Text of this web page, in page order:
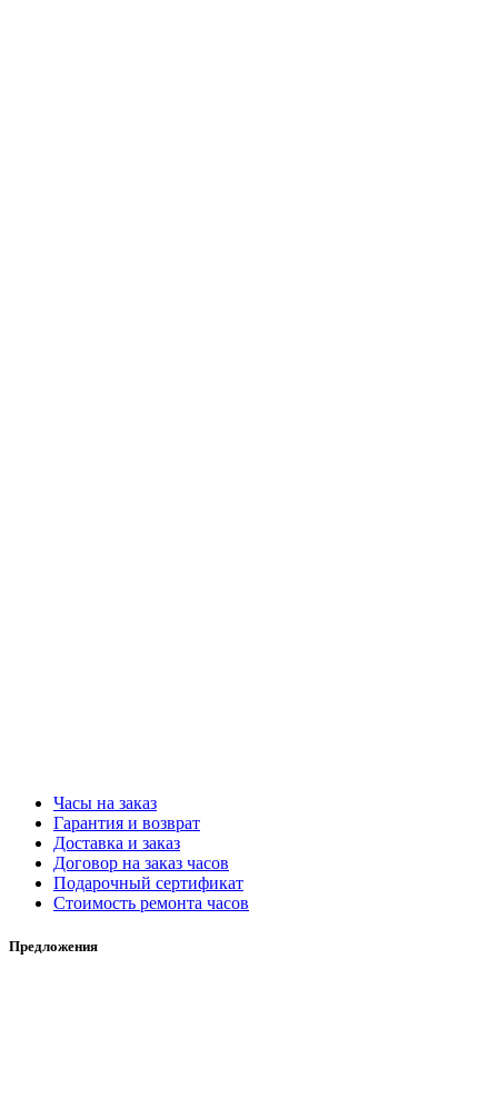
Часы на заказ
Гарантия и возврат
Доставка и заказ
Договор на заказ часов
Подарочный сертификат
Стоимость ремонта часов
Предложения